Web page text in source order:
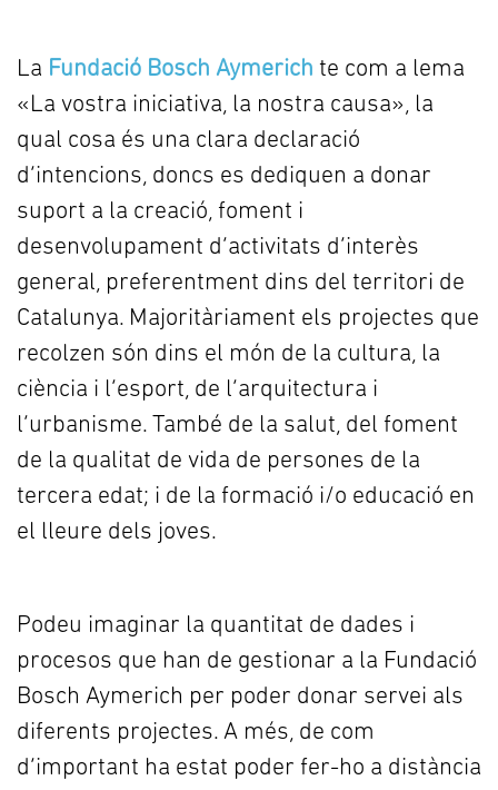
La Fundació Bosch Aymerich te com a lema
«La vostra iniciativa, la nostra causa», la
qual cosa és una clara declaració
d’intencions, doncs es dediquen a donar
suport a la creació, foment i
desenvolupament d’activitats d’interès
general, preferentment dins del territori de
Catalunya. Majoritàriament els projectes que
recolzen són dins el món de la cultura, la
ciència i l’esport, de l’arquitectura i
l’urbanisme. També de la salut, del foment
de la qualitat de vida de persones de la
tercera edat; i de la formació i/o educació en
el lleure dels joves.
Podeu imaginar la quantitat de dades i
procesos que han de gestionar a la Fundació
Bosch Aymerich per poder donar servei als
diferents projectes. A més, de com
d’important ha estat poder fer-ho a distància